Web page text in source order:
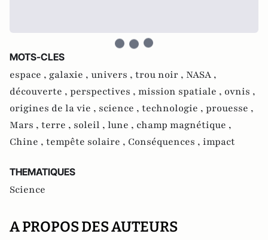
MOTS-CLES
espace , galaxie , univers , trou noir , NASA ,
découverte , perspectives , mission spatiale , ovnis ,
origines de la vie , science , technologie , prouesse ,
Mars , terre , soleil , lune , champ magnétique ,
Chine , tempête solaire , Conséquences , impact
THEMATIQUES
Science
A PROPOS DES AUTEURS